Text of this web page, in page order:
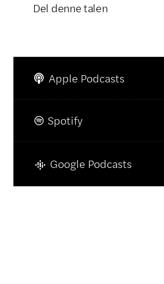
Del denne talen
 Apple Podcasts
 Spotify
Google Podcasts